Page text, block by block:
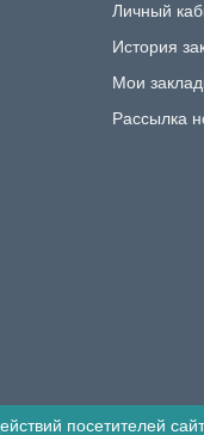
Личный
История
Мои
Рассылка
посетителей